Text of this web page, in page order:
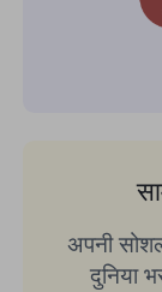
अपनी
दुनिया